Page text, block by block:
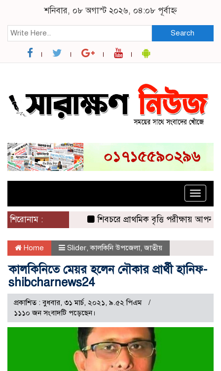
শনিবার, ০৮ অগাস্ট ২০২৬, ০৪:০৮ পূর্বাহ্ন
Search
Toggle
শিরোনাম :
শিবচরে প্রাথমিক বৃত্তি পরীক্ষায় আপন দুই
Home Slider,কালকিনি উপজেলা,জাতীয়
কালকিনিতে মেয়র হলেন নৌকার প্রার্থী হানিফ-
shibcharnews24
প্রকাশিত : বুধবার, ৩১ মার্চ, ২০২১, ৯.৫২ পিএম
১১১০ জন সংবাদটি পড়েছেন।